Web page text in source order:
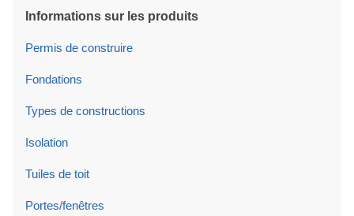
Informations sur les produits
Permis de construire
Fondations
Types de constructions
Isolation
Tuiles de toit
Portes/fenêtres